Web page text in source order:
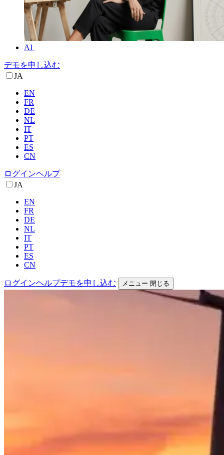
AI
デモを申し込む
JA
EN
FR
DE
NL
IT
PT
ES
CN
ログインヘルプ
JA
EN
FR
DE
NL
IT
PT
ES
CN
ログインヘルプデモを申し込む メニュー 閉じる